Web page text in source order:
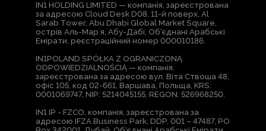
IN1 HOLDING LIMITED — компанія, зареєстрована
за адресою Cloud Desk D08, 11-й поверх, Al
Sarab Tower, Abu Dhabi Global Market Square,
острів Аль-Марʼя, Абу-Дабі, Об‘єднані Арабські
Емірати, реєстраційний номер 000010186.
IN1POLAND SPÓŁKA Z OGRANICZONĄ
ODPOWIEDZIALNOŚCIĄ — компанія,
зареєстрована за адресою вул. Віта Ствоша 48,
офіс 105, код 02-661, Варшава, Польща, KRS:
0001069747, NIP: 5214045155, REGON: 526968250.
IN1 IP - FZCO, компанія, зареєстрована за
адресою IFZA Business Park, DDP, 001 – 47487, PO